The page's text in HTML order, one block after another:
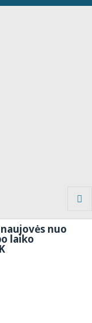
nuo
laiko